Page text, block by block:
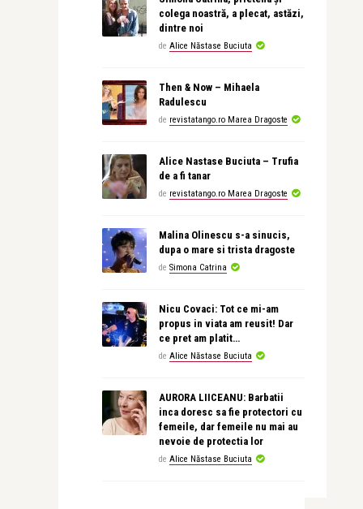
colega noastră, a plecat, astăzi,
dintre noi
de Alice Năstase Buciuta
Then & Now – Mihaela
Radulescu
de revistatango.ro Marea Dragoste
Alice Nastase Buciuta – Trufia
de a fi tanar
de revistatango.ro Marea Dragoste
Malina Olinescu s-a sinucis,
dupa o mare si trista dragoste
de Simona Catrina
Nicu Covaci: Tot ce mi-am
propus in viata am reusit! Dar
ce pret am platit…
de Alice Năstase Buciuta
AURORA LIICEANU: Barbatii
inca doresc sa fie protectori cu
femeile, dar femeile nu mai au
nevoie de protectia lor
de Alice Năstase Buciuta